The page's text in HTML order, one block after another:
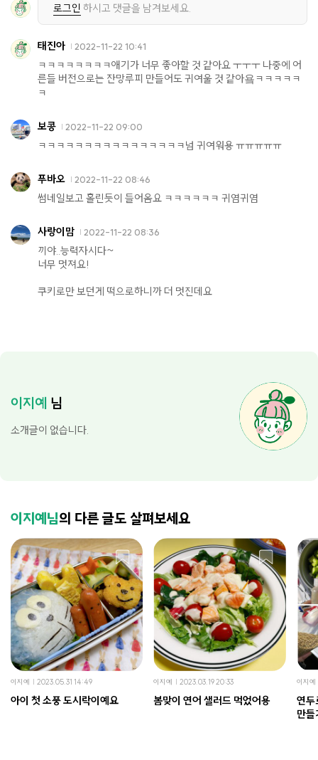
로그인 하시고 댓글을 남겨보세요.
태진아 2022-11-22 10:41
ㅋㅋㅋㅋㅋㅋㅋㅋ애기가 너무 좋아할 것 같아요 ㅜㅜㅜ 나중에 어
른들 버전으로는 잔망루피 만들어도 귀여울 것 같아욬ㅋㅋㅋㅋㅋ
ㅋ
보콩 2022-11-22 09:00
ㅋㅋㅋㅋㅋㅋㅋㅋㅋㅋㅋㅋㅋㅋㅋㅋ넘 귀여워용 ㅠㅠㅠㅠㅠ
푸바오 2022-11-22 08:46
썸네일보고 홀린듯이 들어옴요 ㅋㅋㅋㅋㅋㅋ 귀염귀염
사랑이맘 2022-11-22 08:36
끼야..능력자시다~
너무 멋져요!
쿠키로만 보던게 떡으로하니까 더 멋진데요
이지예 님
소개글이 없습니다.
이지예님의 다른 글도 살펴보세요
이지예 2023.05.31 14:49
아이 첫 소풍 도시락이예요
이지예 2023.03.19 20:33
봄맞이 연어 샐러드 먹었어용
이지예
연두
만들